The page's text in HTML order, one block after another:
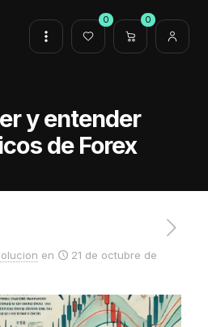
0 0
y entender
de Forex
en
21 de octubre de